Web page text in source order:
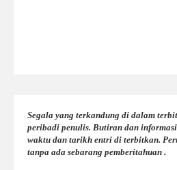
Segala yang terkandung di dalam
peribadi penulis. Butiran dan
waktu dan tarikh entri di terbitkan.
tanpa ada sebarang pemberitahuan .